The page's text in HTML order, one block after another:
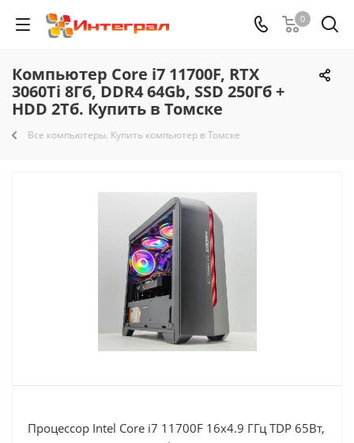
0
Компьютер Core i7 11700F, RTX
3060Ti 8Гб, DDR4 64Gb, SSD 250Гб +
HDD 2Тб. Купить в Томске
Все компьютеры. Купить компьютер в Томске
Процессор Intel Core i7 11700F 16x4.9 ГГц TDP 65Вт,